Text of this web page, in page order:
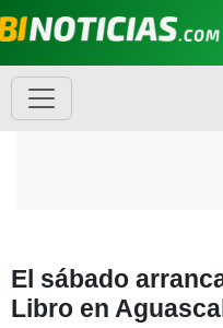
El sábado
Libro en